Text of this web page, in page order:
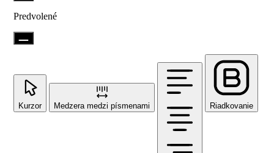
Predvolené
Kurzor Medzera medzi písmenami Riadkovanie